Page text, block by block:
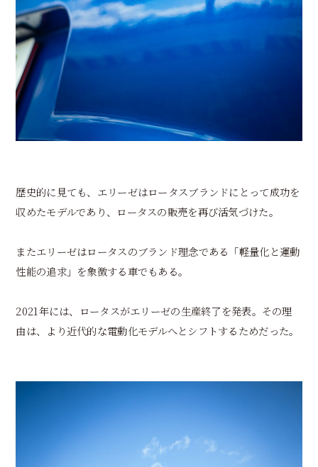
歴史的に見ても、エリーゼはロータスブランドにとって成功を
収めたモデルであり、ロータスの販売を再び活気づけた。
またエリーゼはロータスのブランド理念である「軽量化と運動
性能の追求」を象徴する車でもある。
2021年には、ロータスがエリーゼの生産終了を発表。その理
由は、より近代的な電動化モデルへとシフトするためだった。